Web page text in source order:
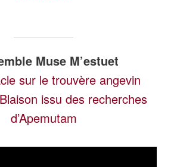
Muse M’estuet
sur le trouvère angevin
issu des recherches
d’Apemutam